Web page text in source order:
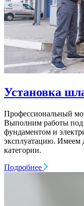
Установка
Профессиональный
Выполним работы под
фундаментом и
эксплуатацию. Имеем
категории.
Подробнее